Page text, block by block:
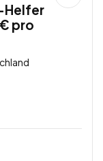
pro